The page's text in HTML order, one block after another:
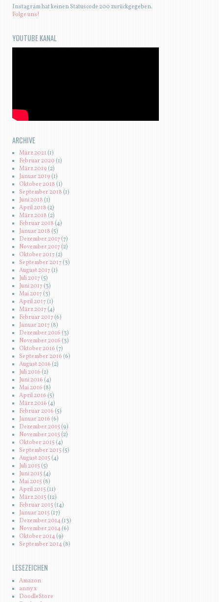
Instagram hat keinen Statuscode 200 zurückgegeben.
Folge uns!
YOUTUBE KANAL
ARCHIVE
März 2021(1)
Februar 2020 (1)
März 2019 (2)
Januar 2019 (1)
Oktober 2018(1)
September 2018 (1)
Juni 2018 (1)
April 2018(2)
März 2018 (2)
Februar 2018(4)
Januar 2018 (5)
Dezember 2017(7)
November 2017(2)
Oktober 2017(2)
September 2017(3)
August 2017(1)
Juli 2017(5)
Juni 2017(3)
Mai 2017(3)
April 2017(1)
März 2017(4)
Februar 2017(6)
Januar 2017(8)
Dezember 2016 (3)
November 2016 (3)
Oktober 2016(7)
September 2016 (6)
August 2016(2)
Juli 2016(2)
Juni 2016 (4)
Mai 2016 (8)
April 2016(5)
März 2016 (4)
Februar 2016(5)
Januar 2016 (6)
Dezember 2015 (9)
November 2015 (2)
Oktober 2015 (4)
September 2015 (5)
August 2015 (4)
Juli 2015 (5)
Juni 2015 (4)
Mai 2015(8)
April 2015 (11)
März 2015 (12)
Februar 2015 (14)
Januar 2015 (17)
Dezember 2014(13)
November 2014(6)
Oktober 2014(9)
September 2014(8)
LESEZEICHEN
Amazon
anny x
DoodleStore